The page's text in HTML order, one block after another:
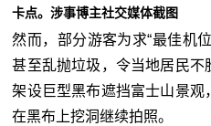
卡点。涉事博主社交媒体截图
然而，部分游客为求“最佳机
甚至乱抛垃圾，令当地居民
架设巨型黑布遮挡富士山景
在黑布上挖洞继续拍照。